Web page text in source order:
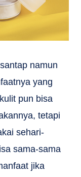
namun
yang
pun bisa
tetapi
sehari-
sama-sama
jika